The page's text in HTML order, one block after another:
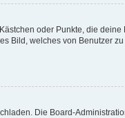
oder Punkte, die deine
Bild, welches von Benutzer
Die Board-